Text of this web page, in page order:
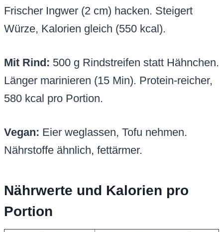
Frischer Ingwer (2 cm) hacken. Steigert
Würze, Kalorien gleich (550 kcal).
Mit Rind: 500 g Rindstreifen statt Hähnchen.
Länger marinieren (15 Min). Protein-reicher,
580 kcal pro Portion.
Vegan: Eier weglassen, Tofu nehmen.
Nährstoffe ähnlich, fettärmer.
Nährwerte und Kalorien pro
Portion